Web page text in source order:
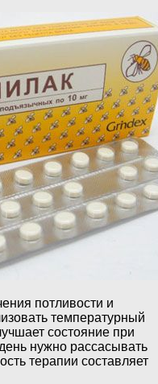
потливости и
температурный
состояние при
нужно рассасывать
терапии составляет